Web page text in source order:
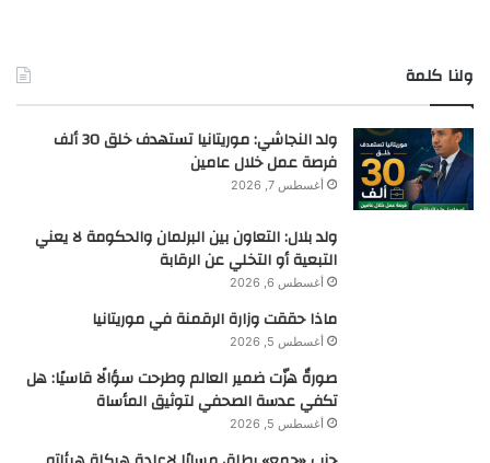
ولنا كلمة
ولد النجاشي: موريتانيا تستهدف خلق 30 ألف
فرصة عمل خلال عامين
أغسطس 7, 2026
ولد بلال: التعاون بين البرلمان والحكومة لا يعني
التبعية أو التخلي عن الرقابة
أغسطس 6, 2026
ماذا حققت وزارة الرقمنة في موريتانيا
أغسطس 5, 2026
صورةٌ هزّت ضمير العالم وطرحت سؤالًا قاسيًا: هل
تكفي عدسة الصحفي لتوثيق المأساة
أغسطس 5, 2026